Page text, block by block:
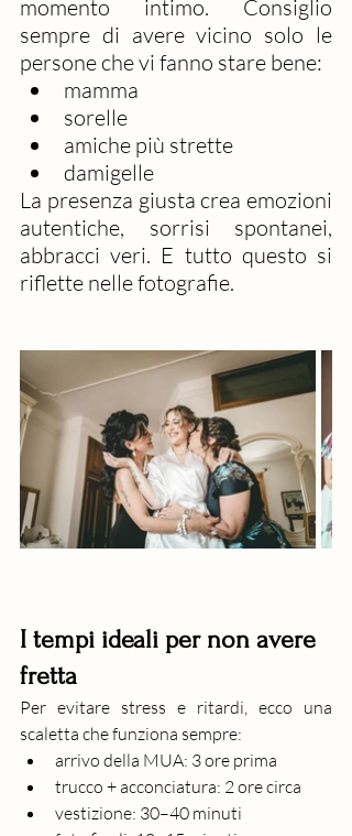
momento intimo. Consiglio
sempre di avere vicino solo le
persone che vi fanno stare bene:
mamma
sorelle
amiche più strette
damigelle
La presenza giusta crea emozioni
autentiche, sorrisi spontanei,
abbracci veri. E tutto questo si
riflette nelle fotografie.
I tempi ideali per non avere
fretta
Per evitare stress e ritardi, ecco una
scaletta che funziona sempre:
arrivo della MUA: 3 ore prima
trucco + acconciatura: 2 ore circa
vestizione: 30–40 minuti